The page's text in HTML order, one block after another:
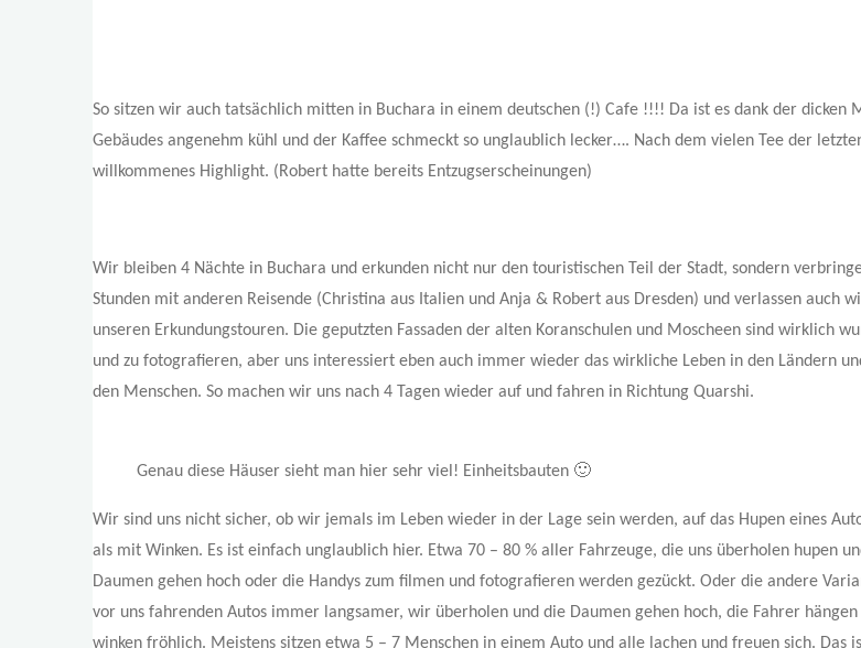
So sitzen wir auch tatsächlich mitten in Buchara in einem deutschen (!) Cafe !!!! Da ist es dank der dicken
Gebäudes angenehm kühl und der Kaffee schmeckt so unglaublich lecker…. Nach dem vielen Tee der
willkommenes Highlight. (Robert hatte bereits Entzugserscheinungen)
Wir bleiben 4 Nächte in Buchara und erkunden nicht nur den touristischen Teil der Stadt, sondern
Stunden mit anderen Reisende (Christina aus Italien und Anja & Robert aus Dresden) und verlassen auch
unseren Erkundungstouren. Die geputzten Fassaden der alten Koranschulen und Moscheen sind wirklich
und zu fotografieren, aber uns interessiert eben auch immer wieder das wirkliche Leben in den Ländern
den Menschen. So machen wir uns nach 4 Tagen wieder auf und fahren in Richtung Quarshi.
Genau diese Häuser sieht man hier sehr viel! Einheitsbauten 🙂
Wir sind uns nicht sicher, ob wir jemals im Leben wieder in der Lage sein werden, auf das Hupen eines
als mit Winken. Es ist einfach unglaublich hier. Etwa 70 – 80 % aller Fahrzeuge, die uns überholen hupen
Daumen gehen hoch oder die Handys zum filmen und fotografieren werden gezückt. Oder die andere
vor uns fahrenden Autos immer langsamer, wir überholen und die Daumen gehen hoch, die Fahrer hängen
winken fröhlich. Meistens sitzen etwa 5 – 7 Menschen in einem Auto und alle lachen und freuen sich. Das